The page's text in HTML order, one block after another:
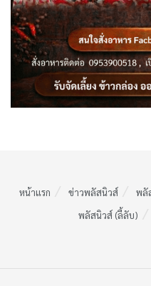
หน้าแรก ข่าวพลัสนิวส์ พลั
พลัสนิวส์ (ลี้ลับ)